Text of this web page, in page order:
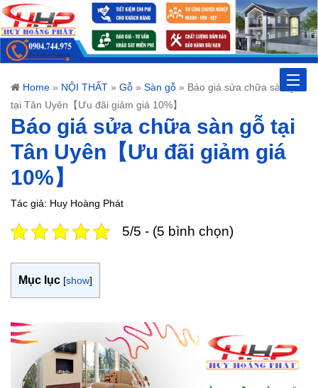
Toggle
Home » NỘI THẤT » Gỗ » Sàn gỗ » Báo giá sửa chữa sàn gỗ
tại Tân Uyên【Ưu đãi giảm giá 10%】
Báo giá sửa chữa sàn gỗ tại
Tân Uyên【Ưu đãi giảm giá
10%】
Tác giả: Huy Hoàng Phát
5/5 - (5 bình chọn)
Mục lục [show]